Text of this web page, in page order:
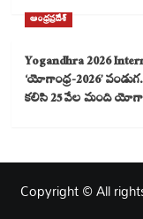
ఆంధ్రప్రదేశ్
Yogandhra 2026
‘యోగాంధ్ర-2026’
కలిసి 25 వేల మంది
Copyright © All